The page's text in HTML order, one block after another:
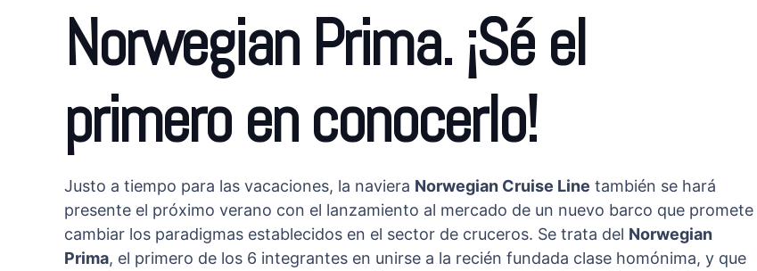
Norwegian Prima. ¡Sé el
primero en conocerlo!
Justo a tiempo para las vacaciones, la naviera Norwegian Cruise Line también se hará
presente el próximo verano con el lanzamiento al mercado de un nuevo barco que promete
cambiar los paradigmas establecidos en el sector de cruceros. Se trata del Norwegian
Prima, el primero de los 6 integrantes en unirse a la recién fundada clase homónima, y que